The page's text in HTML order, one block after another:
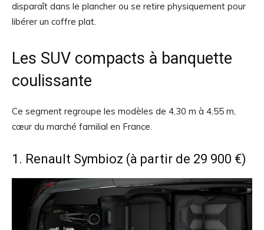
disparaît dans le plancher ou se retire physiquement pour
libérer un coffre plat.
Les SUV compacts à banquette
coulissante
Ce segment regroupe les modèles de 4,30 m à 4,55 m,
cœur du marché familial en France.
1. Renault Symbioz (à partir de 29 900 €)